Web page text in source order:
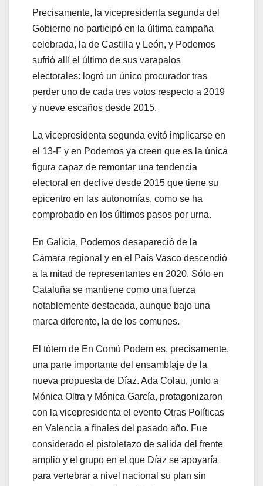
Precisamente, la vicepresidenta segunda del
Gobierno no participó en la última campaña
celebrada, la de Castilla y León, y Podemos
sufrió allí el último de sus varapalos
electorales: logró un único procurador tras
perder uno de cada tres votos respecto a 2019
y nueve escaños desde 2015.
La vicepresidenta segunda evitó implicarse en
el 13-F y en Podemos ya creen que es la única
figura capaz de remontar una tendencia
electoral en declive desde 2015 que tiene su
epicentro en las autonomías, como se ha
comprobado en los últimos pasos por urna.
En Galicia, Podemos desapareció de la
Cámara regional y en el País Vasco descendió
a la mitad de representantes en 2020. Sólo en
Cataluña se mantiene como una fuerza
notablemente destacada, aunque bajo una
marca diferente, la de los comunes.
El tótem de En Comú Podem es, precisamente,
una parte importante del ensamblaje de la
nueva propuesta de Díaz. Ada Colau, junto a
Mónica Oltra y Mónica García, protagonizaron
con la vicepresidenta el evento Otras Políticas
en Valencia a finales del pasado año. Fue
considerado el pistoletazo de salida del frente
amplio y el grupo en el que Díaz se apoyaría
para vertebrar a nivel nacional su plan sin